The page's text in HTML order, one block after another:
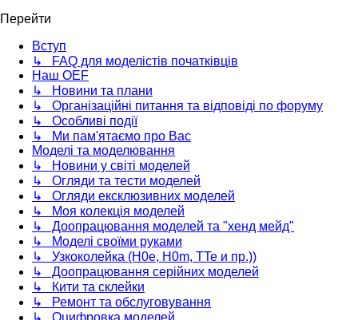
Перейти
Вступ
↳ FAQ для моделістів початківців
Наш OEF
↳ Новини та плани
↳ Організаційні питання та відповіді по форуму
↳ Особливі події
↳ Ми пам'ятаємо про Вас
Моделі та моделювання
↳ Новини у світі моделей
↳ Огляди та тести моделей
↳ Огляди ексклюзивних моделей
↳ Моя колекція моделей
↳ Доопрацювання моделей та "хенд мейд"
↳ Моделі своїми руками
↳ Узкоколейка (H0e, H0m, TTe и пр.))
↳ Доопрацювання серійних моделей
↳ Кити та склейки
↳ Ремонт та обслуговування